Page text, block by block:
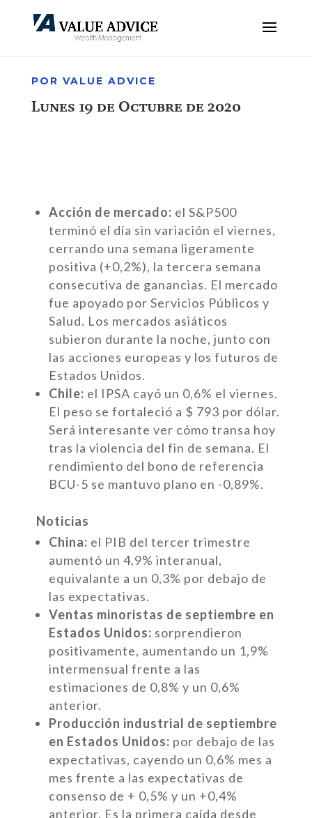
POR VALUE ADVICE
Lunes 19 de Octubre de 2020
Acción de mercado: el S&P500
terminó el día sin variación el viernes,
cerrando una semana ligeramente
positiva (+0,2%), la tercera semana
consecutiva de ganancias. El mercado
fue apoyado por Servicios Públicos y
Salud. Los mercados asiáticos
subieron durante la noche, junto con
las acciones europeas y los futuros de
Estados Unidos.
Chile: el IPSA cayó un 0,6% el viernes.
El peso se fortaleció a $ 793 por dólar.
Será interesante ver cómo transa hoy
tras la violencia del fin de semana. El
rendimiento del bono de referencia
BCU-5 se mantuvo plano en -0,89%.
Noticias
China: el PIB del tercer trimestre
aumentó un 4,9% interanual,
equivalante a un 0,3% por debajo de
las expectativas.
Ventas minoristas de septiembre en
Estados Unidos: sorprendieron
positivamente, aumentando un 1,9%
intermensual frente a las
estimaciones de 0,8% y un 0,6%
anterior.
Producción industrial de septiembre
en Estados Unidos: por debajo de las
expectativas, cayendo un 0,6% mes a
mes frente a las expectativas de
consenso de + 0,5% y un +0,4%
anterior. Es la primera caída desde